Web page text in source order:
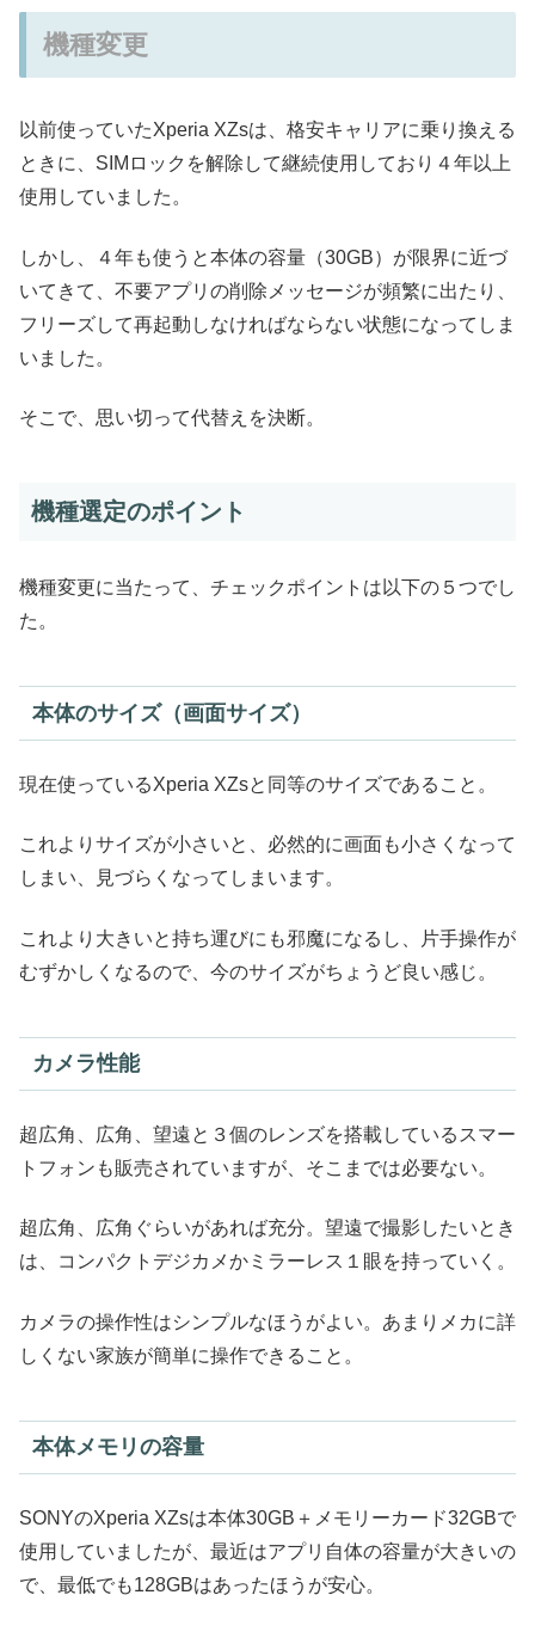
機種変更
以前使っていたXperia XZsは、格安キャリアに乗り換える
ときに、SIMロックを解除して継続使用しており４年以上
使用していました。
しかし、４年も使うと本体の容量（30GB）が限界に近づ
いてきて、不要アプリの削除メッセージが頻繁に出たり、
フリーズして再起動しなければならない状態になってしま
いました。
そこで、思い切って代替えを決断。
機種選定のポイント
機種変更に当たって、チェックポイントは以下の５つでし
た。
本体のサイズ（画面サイズ）
現在使っているXperia XZsと同等のサイズであること。
これよりサイズが小さいと、必然的に画面も小さくなって
しまい、見づらくなってしまいます。
これより大きいと持ち運びにも邪魔になるし、片手操作が
むずかしくなるので、今のサイズがちょうど良い感じ。
カメラ性能
超広角、広角、望遠と３個のレンズを搭載しているスマー
トフォンも販売されていますが、そこまでは必要ない。
超広角、広角ぐらいがあれば充分。望遠で撮影したいとき
は、コンパクトデジカメかミラーレス１眼を持っていく。
カメラの操作性はシンプルなほうがよい。あまりメカに詳
しくない家族が簡単に操作できること。
本体メモリの容量
SONYのXperia XZsは本体30GB＋メモリーカード32GBで
使用していましたが、最近はアプリ自体の容量が大きいの
で、最低でも128GBはあったほうが安心。